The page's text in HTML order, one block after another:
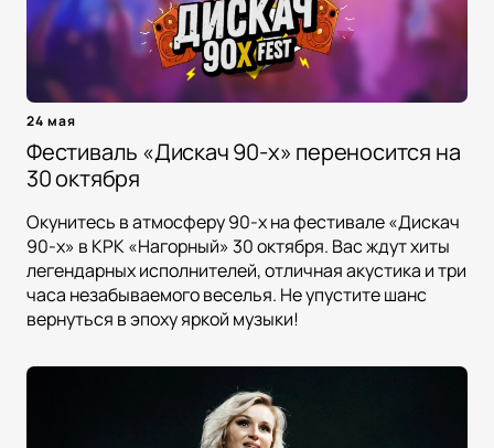
24 мая
Фестиваль «Дискач 90-х» переносится на
30 октября
Окунитесь в атмосферу 90-х на фестивале «Дискач
90-х» в КРК «Нагорный» 30 октября. Вас ждут хиты
легендарных исполнителей, отличная акустика и три
часа незабываемого веселья. Не упустите шанс
вернуться в эпоху яркой музыки!